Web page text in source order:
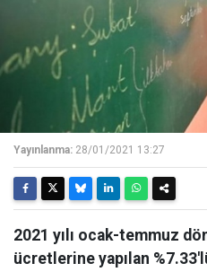
Yayınlanma: 28/01/2021 13:27
2021 yılı ocak-temmuz
ücretlerine yapılan